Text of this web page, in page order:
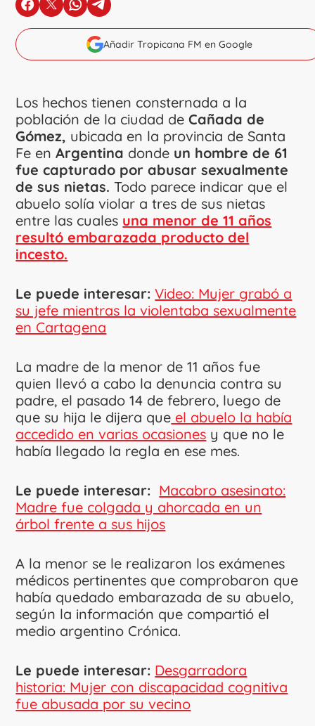
en Facebook
en Xen Whatsapp
en Telegram
Añadir Tropicana FM en Google
Los hechos tienen consternada a la
población de la ciudad de Cañada de
Gómez, ubicada en la provincia de Santa
Fe enArgentina donde un hombre de 61
fue capturado por abusar sexualmente
de sus nietas. Todo parece indicar que el
abuelo solía violar a tres de sus nietas
entre las cuales una menor de 11 años
resultó embarazada producto del
incesto.
Le puede interesar: Video: Mujer grabó a
su jefe mientras la violentaba sexualmente
en Cartagena
La madre de la menor de 11 años fue
quien llevó a cabo la denuncia contra su
padre, el pasado 14 de febrero, luego de
que su hija le dijera que el abuelo la había
accedido en varias ocasiones y que no le
había llegado la regla en ese mes.
Le puede interesar: Macabro asesinato:
Madre fue colgada y ahorcada en un
árbol frente a sus hijos
A la menor se le realizaron los exámenes
médicos pertinentes que comprobaron que
había quedado embarazada de su abuelo,
según la información que compartió el
medio argentino Crónica.
Le puede interesar: Desgarradora
historia: Mujer con discapacidad cognitiva
fue abusada por su vecino